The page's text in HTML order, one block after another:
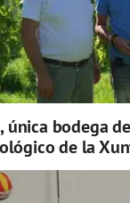
única bodega
de la